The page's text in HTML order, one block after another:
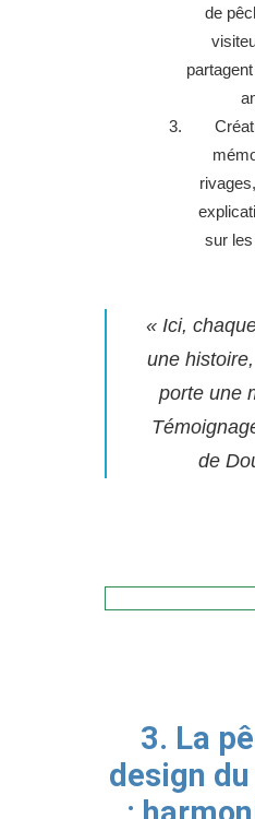
de
sur
« Ici,
une
porte une
de
3. La
design